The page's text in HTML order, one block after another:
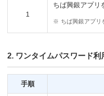
1
ちば興銀アプリ
※ ちば興銀アプリ
2. ワンタイムパスワード利
手順